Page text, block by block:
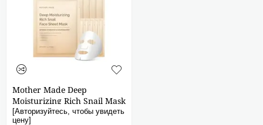
Mother Made Deep
Moisturizing Rich Snail Mask
10 pcs
[Авторизуйтесь, чтобы увидеть
цену]